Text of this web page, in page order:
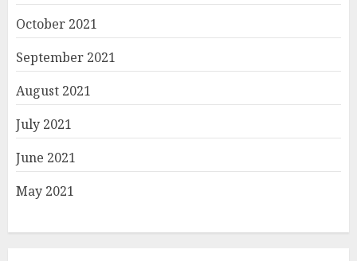
October 2021
September 2021
August 2021
July 2021
June 2021
May 2021